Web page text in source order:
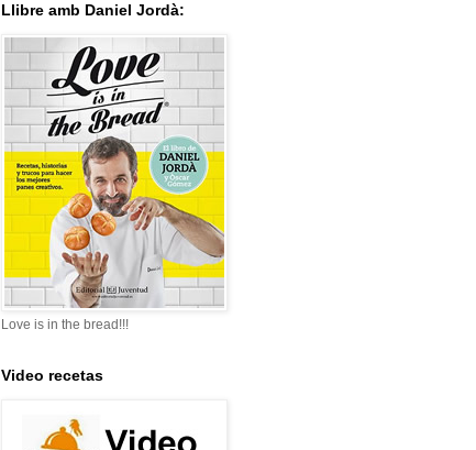
Llibre amb Daniel Jordà:
Love is in the bread!!!
Video recetas